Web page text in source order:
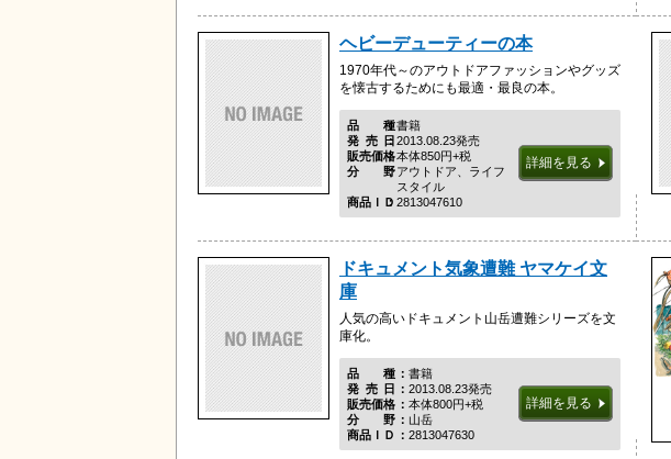
ヘビーデューティーの本
1970年代～のアウトドアファッションやグッズ
を懐古するためにも最適・最良の本。
品種
書籍
発売日2013.08.23発売
販売価格本体850円+税
分野アウトドア、ライフ
スタイル
商品ＩＤ 2813047610
詳細を見る
ドキュメント気象遭難 ヤマケイ文
庫
人気の高いドキュメント山岳遭難シリーズを文
庫化。
品種書籍
発売日 2013.08.23発売
販売価格
本体800円+税
分野山岳
商品ＩＤ
2813047630
詳細を見る